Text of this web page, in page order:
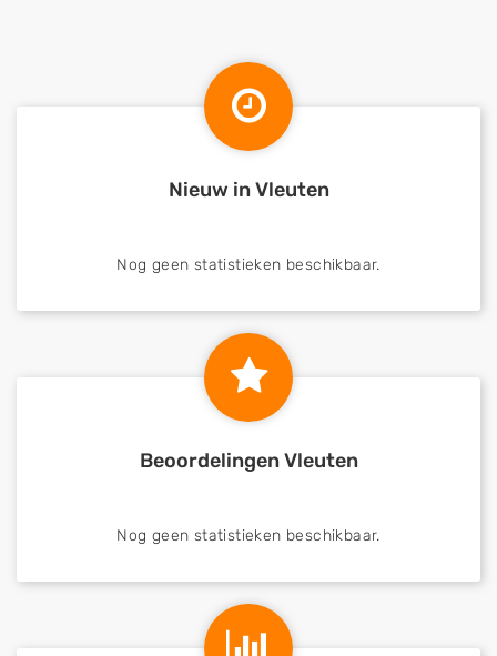
Nieuw in Vleuten
Nog geen statistieken beschikbaar.
Beoordelingen Vleuten
Nog geen statistieken beschikbaar.